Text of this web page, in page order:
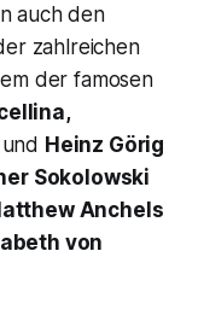
auch den
zahlreichen
der famosen
,
und Heinz Görig
Sokolowski
Anchels
von